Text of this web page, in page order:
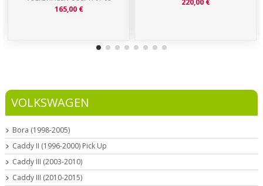
165,00 €
220,00 €
VOLKSWAGEN
Bora (1998-2005)
Caddy II (1996-2000) Pick Up
Caddy III (2003-2010)
Caddy III (2010-2015)